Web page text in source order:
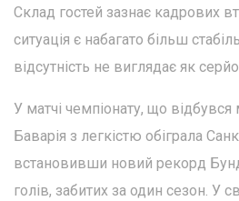
Склад гостей зазнає кадрових
ситуація є набагато більш
відсутність не виглядає як
У матчі чемпіонату, що
Баварія з легкістю обіграла
встановивши новий рекорд
голів, забитих за один сезон. У